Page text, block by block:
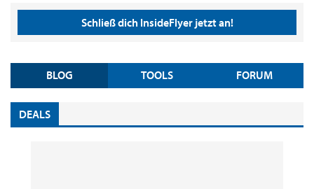
Schließ dich InsideFlyer jetzt an!
BLOG TOOLS FORUM
DEALS